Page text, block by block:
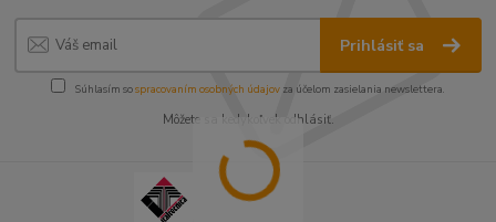
Prihlásiť sa
Súhlasím sospracovaním osobných údajov za účelom zasielania newslettera.
Môžete sa kedykoľvek odhlásiť.